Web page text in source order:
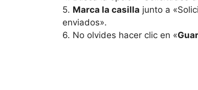
5. Marca la casilla junto a
enviados».
6. No olvides hacer clic en «